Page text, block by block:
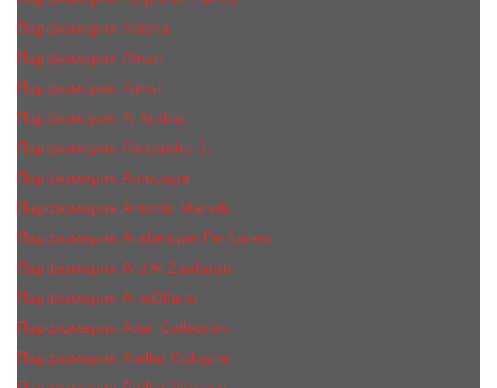
Парфюмерия Adisha
Парфюмерия Afnan
Парфюмерия Ajmal
Парфюмерия Aj Arabia
Парфюмерия Alexandre J.
Парфюмерия Amouage
Парфюмерия Antonio Maretti
Парфюмерия Arabesque Perfumes
Парфюмерия Ard Al Zaafaran
Парфюмерия ArteOlfatto
Парфюмерия Attar Collection
Парфюмерия Atelier Cologne